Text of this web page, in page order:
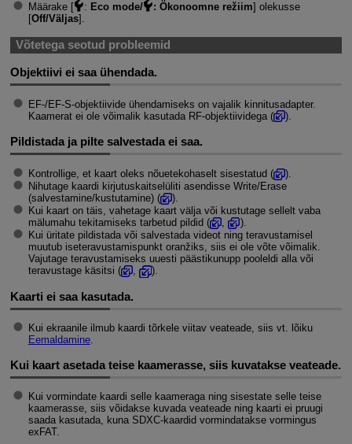
Määrake [
: Eco mode/ : Ökonoomne režiim] olekusse
[Off/Väljas].
Võtetega seotud probleemid
Objektiivi ei saa ühendada.
EF-/EF-S-objektiivide ühendamiseks on vajalik kinnitusadapter.
Kaamerat ei ole võimalik kasutada RF-objektiividega (
).
Pildistada ja pilte salvestada ei saa.
Kontrollige, et kaart oleks nõuetekohaselt sisestatud (
).
Nihutage kaardi kirjutuskaitselüliti asendisse Write/Erase
(salvestamine/kustutamine) (
).
Kui kaart on täis, vahetage kaart välja või kustutage sellelt vaba
mälumahu tekitamiseks tarbetud pildid (
,
).
Kui üritate pildistada või salvestada videot ning teravustamisel
muutub iseteravustamispunkt oranžiks, siis ei ole võte võimalik.
Vajutage teravustamiseks uuesti päästikunupp pooleldi alla või
teravustage käsitsi (
, ).
Kaarti ei saa kasutada.
Kui ekraanile ilmub kaardi tõrkele viitav veateade, siis vt. lõiku
Eemaldamine.
Kui kaart asetada teise kaamerasse, siis kuvatakse veateade.
Kui vormindate kaardi selle kaameraga ning sisestate selle teise
kaamerasse, siis võidakse kuvada veateade ning kaarti ei pruugi
saada kasutada, kuna SDXC-kaardid vormindatakse vormingus
exFAT.